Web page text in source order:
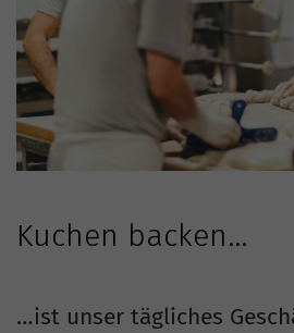
Kuchen backen…
…ist unser tägliches